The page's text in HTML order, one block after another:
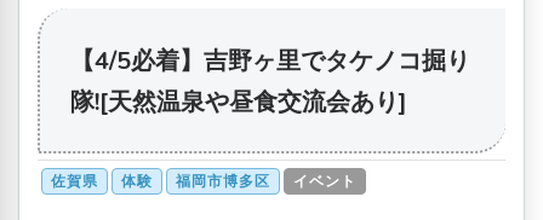
【4/5必着】吉野ヶ里でタケノコ掘り
隊![天然温泉や昼食交流会あり]
佐賀県 体験 福岡市博多区 イベント